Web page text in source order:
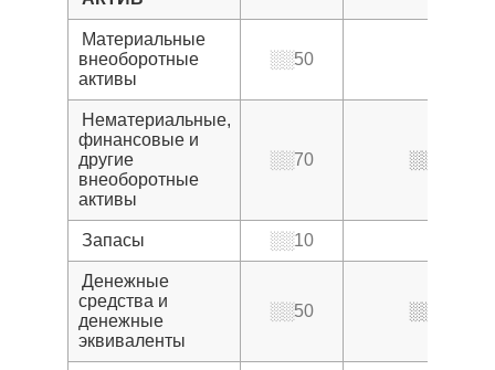
Материальные
внеоборотные
активы
░░50
Нематериальные,
финансовые и
другие
внеоборотные
активы
░░70 ░░7
Запасы ░░10
Денежные
средства и
денежные
эквиваленты
░░50 ░░6